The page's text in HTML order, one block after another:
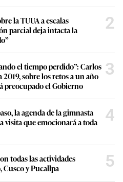
la TUUA a escalas
parcial deja intacta la
2
el tiempo perdido”: Carlos
sobre los retos a un año
preocupado el Gobierno
3
la agenda de la gimnasta
visita que emocionará a toda
4
todas las actividades
Cusco y Pucallpa
5